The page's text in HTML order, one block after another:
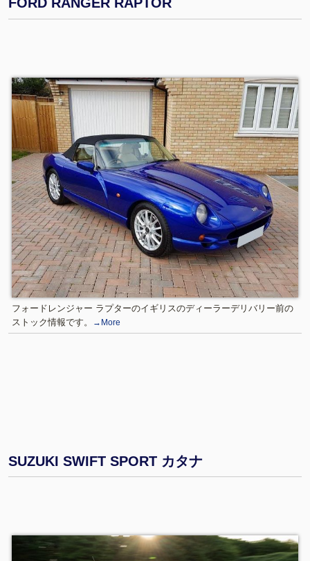
フォードレンジャー ラプターのイギリスのディーラーデリバリー前の
ストック情報です。
→More
SUZUKI SWIFT SPORT カタナ